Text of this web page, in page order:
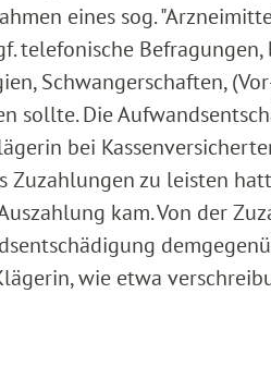
eines sog.
telefonische Befragungen,
Schwangerschaften,
sollte. Die
bei
zu leisten
kam. Von der
wie etwa